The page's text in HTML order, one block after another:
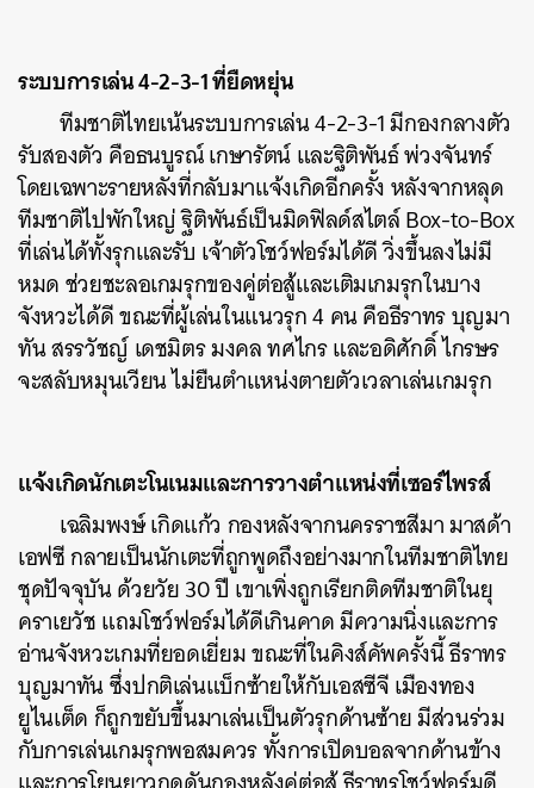
ระบบการเล่น 4-2-3-1 ที่ยืดหยุ่น
​ทีมชาติไทยเน้นระบบการเล่น 4-2-3-1 มีกองกลางตัว
รับสองตัว คือธนบูรณ์ เกษารัตน์ และฐิติพันธ์ พ่วงจันทร์
โดยเฉพาะรายหลังที่กลับมาแจ้งเกิดอีกครั้ง หลังจากหลุด
ทีมชาติไปพักใหญ่ ฐิติพันธ์เป็นมิดฟิลด์สไตล์ Box-to-Box
ที่เล่นได้ทั้งรุกและรับ เจ้าตัวโชว์ฟอร์มได้ดี วิ่งขึ้นลงไม่มี
หมด ช่วยชะลอเกมรุกของคู่ต่อสู้และเติมเกมรุกในบาง
จังหวะได้ดี ขณะที่ผู้เล่นในแนวรุก 4 คน คือธีราทร บุญมา
ทัน สรรวัชญ์ เดชมิตร มงคล ทศไกร และอดิศักดิ์ ไกรษร
จะสลับหมุนเวียน ไม่ยืนตำแหน่งตายตัวเวลาเล่นเกมรุก
แจ้งเกิดนักเตะโนเนมและการวางตำแหน่งที่เซอร์ไพรส์
เฉลิมพงษ์ เกิดแก้ว กองหลังจากนครราชสีมา มาสด้า
เอฟซี กลายเป็นนักเตะที่ถูกพูดถึงอย่างมากในทีมชาติไทย
ชุดปัจจุบัน ด้วยวัย 30 ปี เขาเพิ่งถูกเรียกติดทีมชาติในยุ
คราเยวัช แถมโชว์ฟอร์มได้ดีเกินคาด มีความนิ่งและการ
อ่านจังหวะเกมที่ยอดเยี่ยม ขณะที่ในคิงส์คัพครั้งนี้ ธีราทร
บุญมาทัน ซึ่งปกติเล่นแบ็กซ้ายให้กับเอสซีจี เมืองทอง
ยูไนเต็ด ก็ถูกขยับขึ้นมาเล่นเป็นตัวรุกด้านซ้าย มีส่วนร่วม
กับการเล่นเกมรุกพอสมควร ทั้งการเปิดบอลจากด้านข้าง